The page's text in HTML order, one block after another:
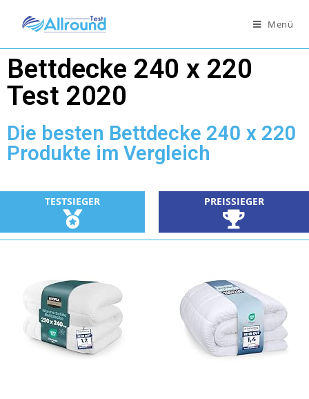
Menü
Bettdecke 240 x 220
Test 2020
Die besten Bettdecke 240 x 220
Produkte im Vergleich
TESTSIEGER PREISSIEGER